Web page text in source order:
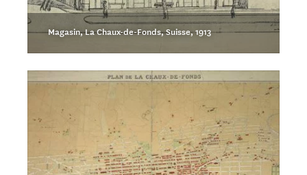
Magasin, La Chaux-de-Fonds, Suisse, 1913